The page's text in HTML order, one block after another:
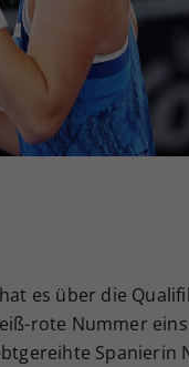
es über die
rote Nummer
Spanierin
Ihrer
Webseiten-